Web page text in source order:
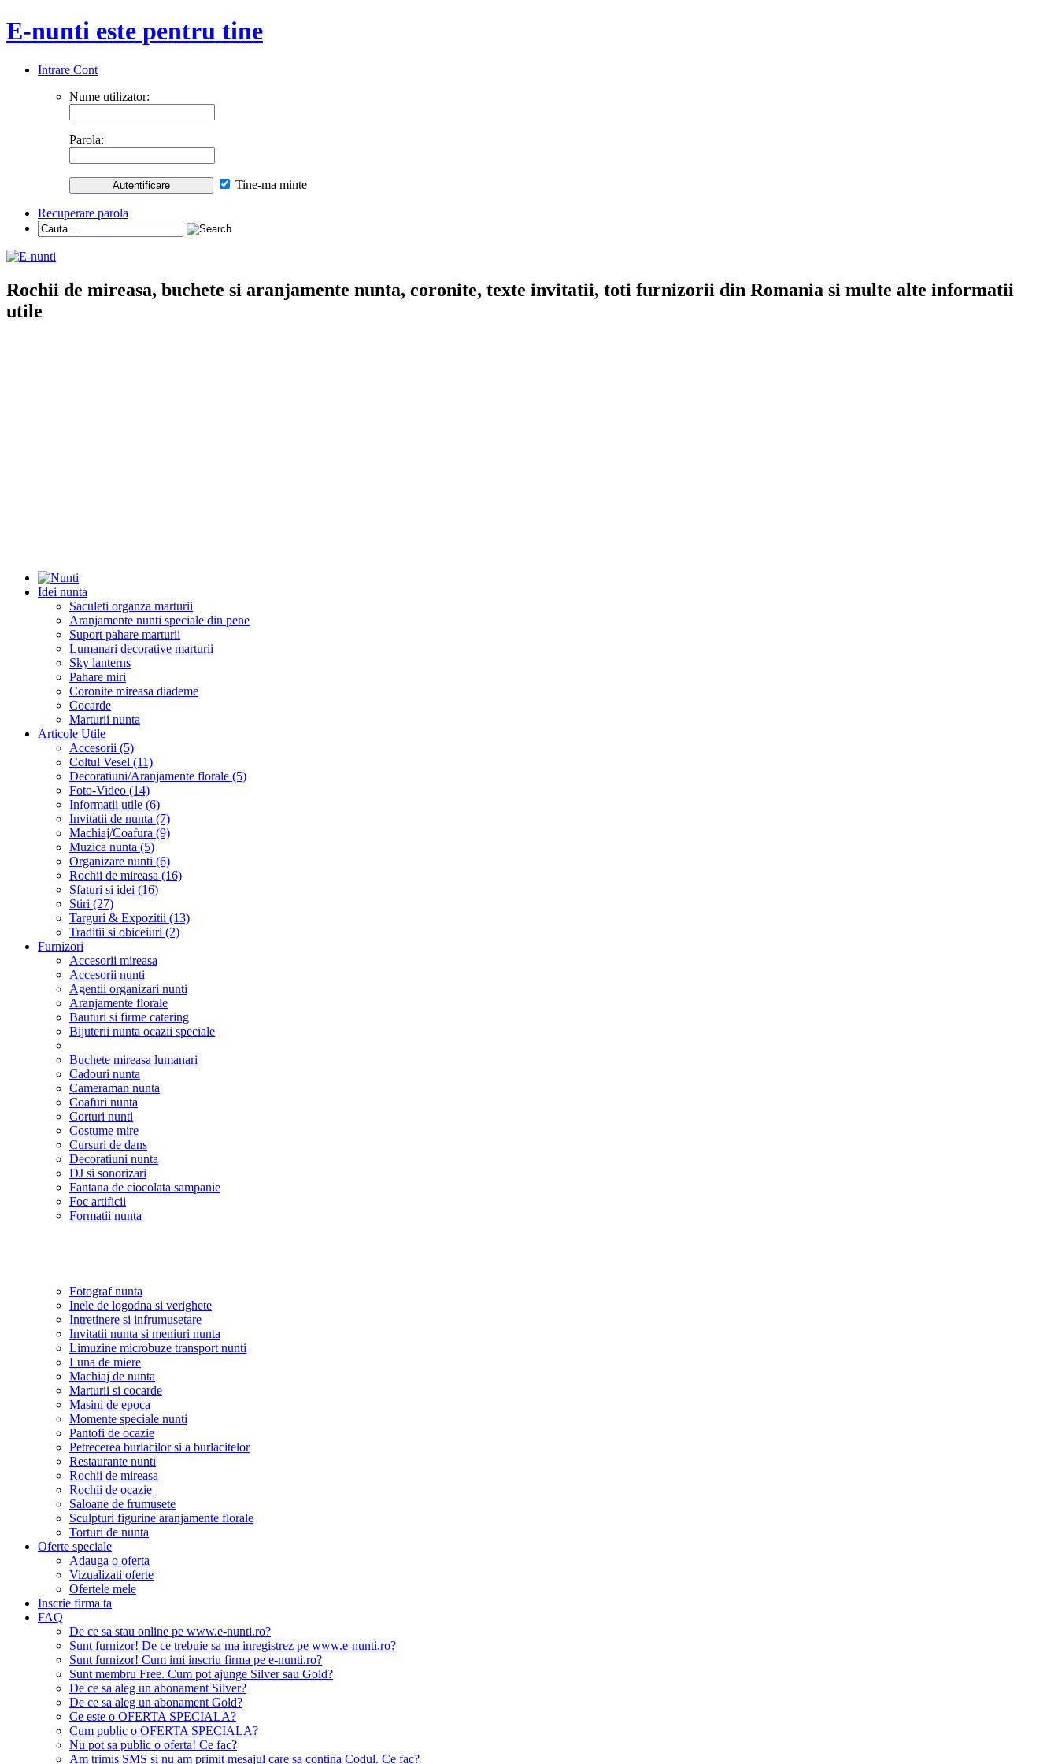
E-nunti este pentru tine
Intrare Cont
Nume utilizator:
Parola:
Tine-ma minte
Recuperare parola
Rochii de mireasa, buchete si aranjamente nunta, coronite, texte invitatii, toti furnizorii din Romania si multe alte informatii
utile
Idei nunta
Saculeti organza marturii
Aranjamente nunti speciale din pene
Suport pahare marturii
Lumanari decorative marturii
Sky lanterns
Pahare miri
Coronite mireasa diademe
Cocarde
Marturii nunta
Articole Utile
Accesorii (5)
Coltul Vesel (11)
Decoratiuni/Aranjamente florale (5)
Foto-Video (14)
Informatii utile (6)
Invitatii de nunta (7)
Machiaj/Coafura (9)
Muzica nunta (5)
Organizare nunti (6)
Rochii de mireasa (16)
Sfaturi si idei (16)
Stiri (27)
Targuri & Expozitii (13)
Traditii si obiceiuri (2)
Furnizori
Accesorii mireasa
Accesorii nunti
Agentii organizari nunti
Aranjamente florale
Bauturi si firme catering
Bijuterii nunta ocazii speciale
Buchete mireasa lumanari
Cadouri nunta
Cameraman nunta
Coafuri nunta
Corturi nunti
Costume mire
Cursuri de dans
Decoratiuni nunta
DJ si sonorizari
Fantana de ciocolata sampanie
Foc artificii
Formatii nunta
Fotograf nunta
Inele de logodna si verighete
Intretinere si infrumusetare
Invitatii nunta si meniuri nunta
Limuzine microbuze transport nunti
Luna de miere
Machiaj de nunta
Marturii si cocarde
Masini de epoca
Momente speciale nunti
Pantofi de ocazie
Petrecerea burlacilor si a burlacitelor
Restaurante nunti
Rochii de mireasa
Rochii de ocazie
Saloane de frumusete
Sculpturi figurine aranjamente florale
Torturi de nunta
Oferte speciale
Adauga o oferta
Vizualizati oferte
Ofertele mele
Inscrie firma ta
FAQ
De ce sa stau online pe www.e-nunti.ro?
Sunt furnizor! De ce trebuie sa ma inregistrez pe www.e-nunti.ro?
Sunt furnizor! Cum imi inscriu firma pe e-nunti.ro?
Sunt membru Free. Cum pot ajunge Silver sau Gold?
De ce sa aleg un abonament Silver?
De ce sa aleg un abonament Gold?
Ce este o OFERTA SPECIALA?
Cum public o OFERTA SPECIALA?
Nu pot sa public o oferta! Ce fac?
Am trimis SMS si nu am primit mesajul care sa contina Codul. Ce fac?